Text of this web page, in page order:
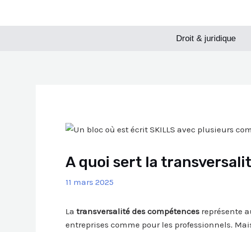
Droit & juridique
A quoi sert la
11 mars 2025
La transversalité des compétences représente
entreprises comme pour les professionnels.